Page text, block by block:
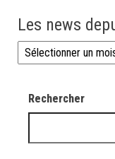
Les news
Les news depuis
Rechercher